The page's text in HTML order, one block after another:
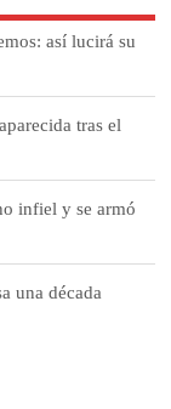
así lucirá su
tras el
infiel y se armó
una década